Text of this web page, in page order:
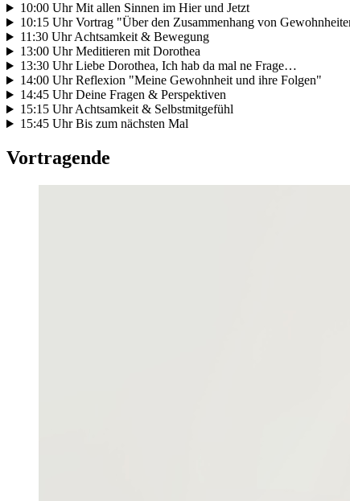
10:00 Uhr Mit allen Sinnen im Hier und Jetzt
10:15 Uhr Vortrag "Über den Zusammenhang von
11:30 Uhr Achtsamkeit & Bewegung
13:00 Uhr Meditieren mit Dorothea
13:30 Uhr Liebe Dorothea, Ich hab da mal ne Frage…
14:00 Uhr Reflexion "Meine Gewohnheit und ihre Folgen"
14:45 Uhr Deine Fragen & Perspektiven
15:15 Uhr Achtsamkeit & Selbstmitgefühl
15:45 Uhr Bis zum nächsten Mal
Vortragende